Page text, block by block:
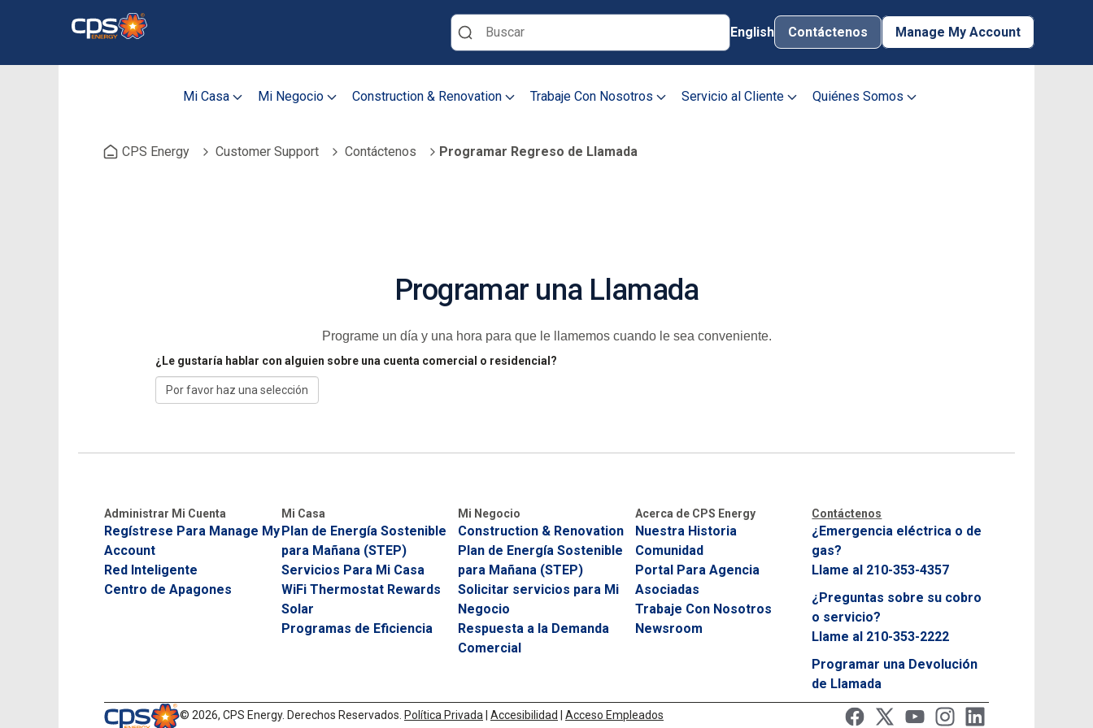
Buscar
English Contáctenos Manage My Account
Manage My Account
¿Necesita ayuda?
Mi Casa Mi Negocio Construction & Renovation Trabaje Con Nosotros Servicio al Cliente Quiénes Somos
CPS Energy Customer Support Contáctenos Programar Regreso de Llamada
Programar una Llamada
Programe un día y una hora para que le llamemos cuando le sea conveniente.
¿Le gustaría hablar con alguien sobre una cuenta comercial o residencial?
Administrar Mi Cuenta
Regístrese Para Manage My
Account
Red Inteligente
Centro de Apagones
Mi Casa
Plan de Energía Sostenible
para Mañana (STEP)
Servicios Para Mi Casa
WiFi Thermostat Rewards
Solar
Programas de Eficiencia
Mi Negocio
Construction & Renovation
Plan de Energía Sostenible
para Mañana (STEP)
Solicitar servicios para Mi
Negocio
Respuesta a la Demanda
Comercial
Acerca de CPS Energy
Nuestra Historia
Comunidad
Portal Para Agencia
Asociadas
Trabaje Con Nosotros
Newsroom
Contáctenos
¿Emergencia eléctrica o de
gas?
Llame al 210-353-4357
¿Preguntas sobre su cobro
o servicio?
Llame al 210-353-2222
Programar una Devolución
de Llamada
© 2026, CPS Energy. Derechos Reservados. Política Privada Accesibilidad Acceso Empleados